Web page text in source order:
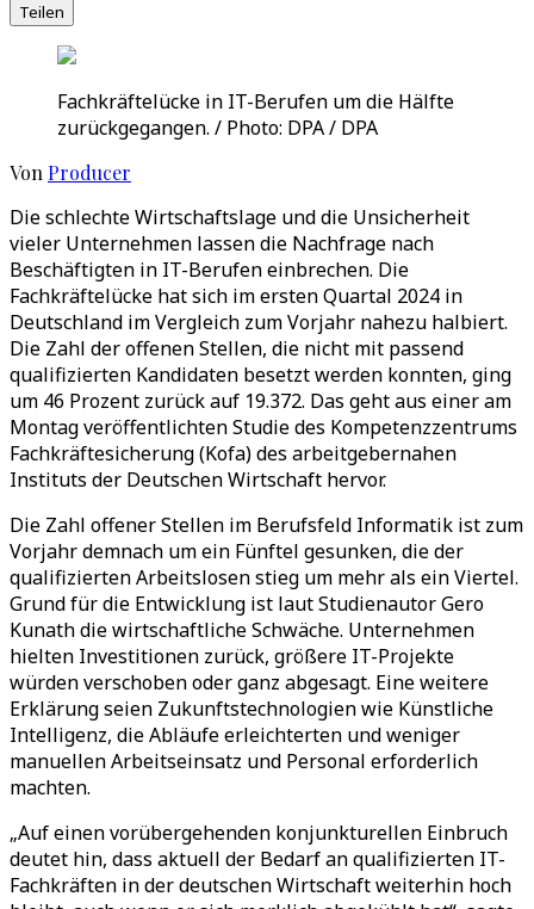
Teilen
Fachkräftelücke in IT-Berufen um die Hälfte
zurückgegangen. / Photo: DPA / DPA
Von Producer
Die schlechte Wirtschaftslage und die Unsicherheit
vieler Unternehmen lassen die Nachfrage nach
Beschäftigten in IT-Berufen einbrechen. Die
Fachkräftelücke hat sich im ersten Quartal 2024 in
Deutschland im Vergleich zum Vorjahr nahezu halbiert.
Die Zahl der offenen Stellen, die nicht mit passend
qualifizierten Kandidaten besetzt werden konnten, ging
um 46 Prozent zurück auf 19.372. Das geht aus einer am
Montag veröffentlichten Studie des Kompetenzzentrums
Fachkräftesicherung (Kofa) des arbeitgebernahen
Instituts der Deutschen Wirtschaft hervor.
Die Zahl offener Stellen im Berufsfeld Informatik ist zum
Vorjahr demnach um ein Fünftel gesunken, die der
qualifizierten Arbeitslosen stieg um mehr als ein Viertel.
Grund für die Entwicklung ist laut Studienautor Gero
Kunath die wirtschaftliche Schwäche. Unternehmen
hielten Investitionen zurück, größere IT-Projekte
würden verschoben oder ganz abgesagt. Eine weitere
Erklärung seien Zukunftstechnologien wie Künstliche
Intelligenz, die Abläufe erleichterten und weniger
manuellen Arbeitseinsatz und Personal erforderlich
machten.
„Auf einen vorübergehenden konjunkturellen Einbruch
deutet hin, dass aktuell der Bedarf an qualifizierten IT-
Fachkräften in der deutschen Wirtschaft weiterhin hoch